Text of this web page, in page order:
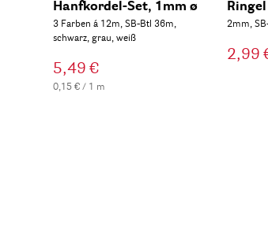
Hanfkordel-Set, 1mm ø
3 Farben á 12m, SB-Btl 36m,
schwarz, grau, weiß
5,49 €
0,15 € / 1 m
2mm,
2,99